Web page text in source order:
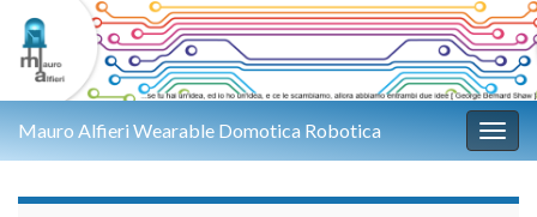
Mauro Alfieri Wearable Domotica Robotica